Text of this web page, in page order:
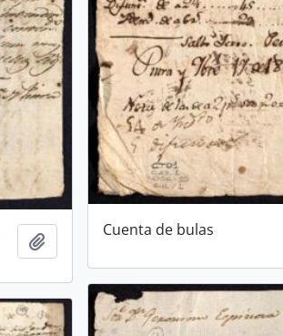
Añadir al portapapeles
Cuenta de bulas